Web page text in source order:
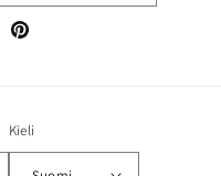
Pinterest
Kieli